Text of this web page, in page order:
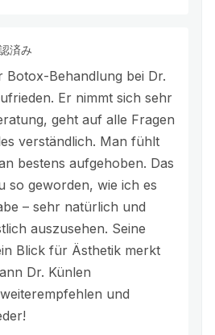
済み
Botox-Behandlung bei Dr.
Er nimmt sich sehr
geht auf alle Fragen
verständlich. Man fühlt
bestens aufgehoben. Das
so geworden, wie ich es
– sehr natürlich und
auszusehen. Seine
Blick für Ästhetik merkt
Dr. Künlen
und